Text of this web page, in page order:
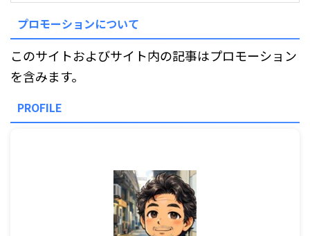
プロモーションについて
このサイトおよびサイト内の記事はプロモーション
を含みます。
PROFILE